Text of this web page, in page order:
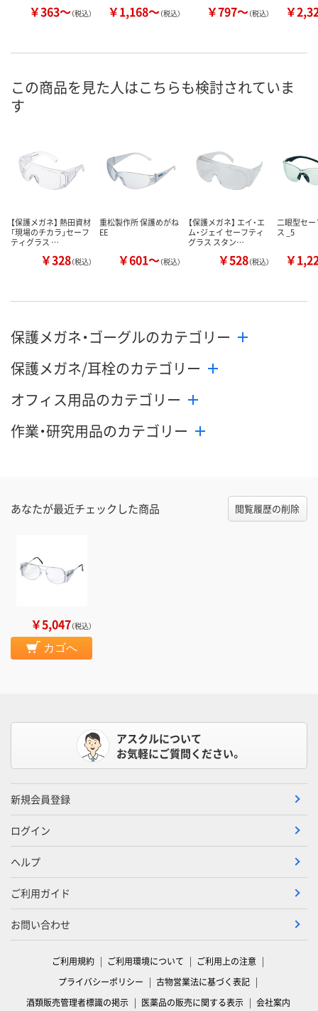
￥363～（税込） ￥1,168～（税込） ￥797～（税込） ￥
この商品を見た人はこちらも検討されていま
す
【保護メガネ】 熱田資材
「現場のチカラ」セーフ
ティグラス …
￥328（税込）
重松製作所 保護めがね
EE
￥601～（税込）
【保護メガネ】 エイ・エ
ム・ジェイ セーフティ
グラス スタン…
￥528（税込）
二眼型セ
ス _5
￥
保護メガネ・ゴーグルのカテゴリー
保護メガネ/耳栓のカテゴリー
オフィス用品のカテゴリー
作業・研究用品のカテゴリー
あなたが最近チェックした商品 閲覧履歴の削除
￥5,047（税込）
カゴへ
アスクルについて
お気軽にご質問ください。
新規会員登録
ログイン
ヘルプ
ご利用ガイド
お問い合わせ
ご利用規約 ご利用環境について
ご利用上の注意
プライバシーポリシー
古物営業法に基づく表記
酒類販売管理者標識の掲示
医薬品の販売に関する表示 会社案内